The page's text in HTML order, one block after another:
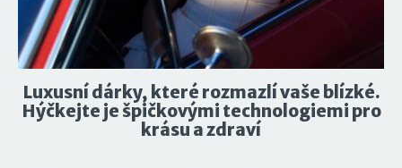
Luxusní dárky, které rozmazlí vaše blízké.
Hýčkejte je špičkovými technologiemi pro
krásu a zdraví